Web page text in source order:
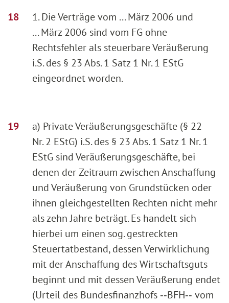
1. Die Verträge vom ... März 2006 und
... März 2006 sind vom FG ohne
Rechtsfehler als steuerbare Veräußerung
i.S. des § 23 Abs. 1 Satz 1 Nr. 1 EStG
eingeordnet worden.
a) Private Veräußerungsgeschäfte (§ 22
Nr. 2 EStG) i.S. des § 23 Abs. 1 Satz 1 Nr. 1
EStG sind Veräußerungsgeschäfte, bei
denen der Zeitraum zwischen Anschaffung
und Veräußerung von Grundstücken oder
ihnen gleichgestellten Rechten nicht mehr
als zehn Jahre beträgt. Es handelt sich
hierbei um einen sog. gestreckten
Steuertatbestand, dessen Verwirklichung
mit der Anschaffung des Wirtschaftsguts
beginnt und mit dessen Veräußerung endet
(Urteil des Bundesfinanzhofs ‑‑BFH‑‑ vom